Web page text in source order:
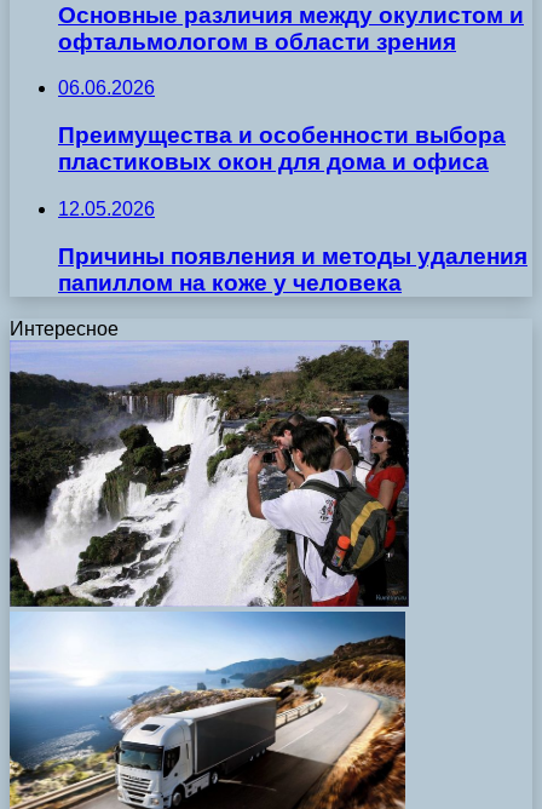
Основные различия между окулистом и
офтальмологом в области зрения
06.06.2026
Преимущества и особенности выбора
пластиковых окон для дома и офиса
12.05.2026
Причины появления и методы удаления
папиллом на коже у человека
Интересное